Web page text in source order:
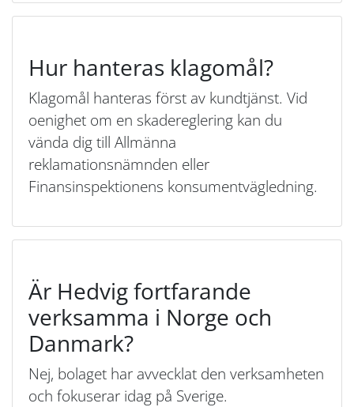
Hur hanteras klagomål?
Klagomål hanteras först av kundtjänst. Vid
oenighet om en skadereglering kan du
vända dig till Allmänna
reklamationsnämnden eller
Finansinspektionens konsumentvägledning.
Är Hedvig fortfarande
verksamma i Norge och
Danmark?
Nej, bolaget har avvecklat den verksamheten
och fokuserar idag på Sverige.